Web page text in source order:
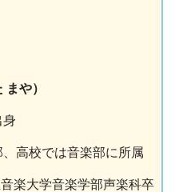
や）
身
高校では音楽部に所属
楽大学音楽学部声楽科卒